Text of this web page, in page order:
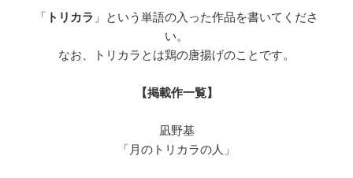
「 トリカラ 」という単語の入った作品を書いてくださ
い。
なお、トリカラとは鶏の唐揚げのことです。
【掲載作一覧】
凪野基
「月のトリカラの人」